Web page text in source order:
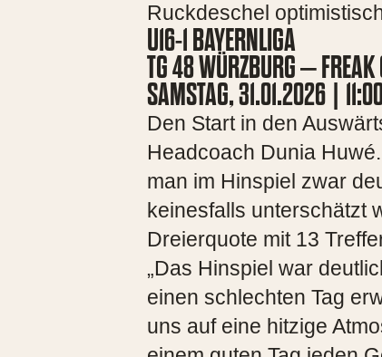
Ruckdeschel
U16-1 BAYERNLIGA
TG 48 WÜRZBURG –
SAMSTAG, 31.01.2026 |
Den Start in den
Headcoach Dunia
man im Hinspiel zwar
keinesfalls unterschätzt
Dreierquote mit 13
„Das Hinspiel war
einen schlechten Tag
uns auf eine hitzige